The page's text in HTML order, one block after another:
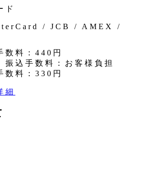
ド
数料：440円
振込手数料：お客様負担
数料：330円
細